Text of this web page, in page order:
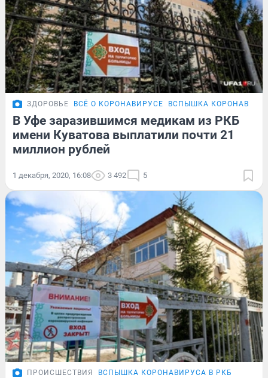
ЗДОРОВЬЕ ВСЁ О КОРОНАВИРУСЕ ВСПЫШКА
В Уфе заразившимся медикам из РКБ
имени Куватова выплатили почти 21
миллион рублей
1 декабря, 2020, 16:08 3 492 5
ПРОИСШЕСТВИЯ ВСПЫШКА КОРОНАВИРУСА В РКБ